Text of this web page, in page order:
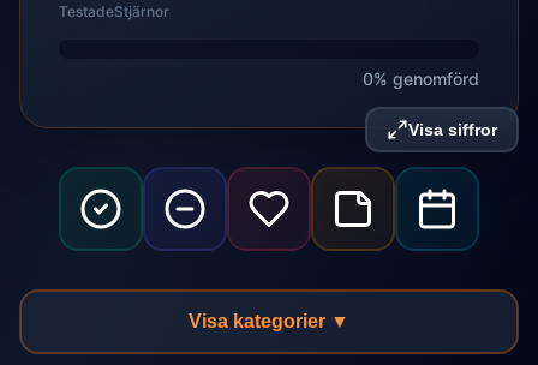
TestadeStjärnor
0% genomförd
Visa siffror
Visa kategorier ▼